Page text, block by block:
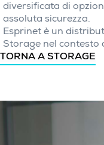
diversificata di
assoluta sicurezza.
Esprinet è un
Storage nel contesto
TORNA A STORAGE